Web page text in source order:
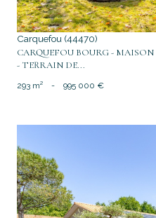
Carquefou (44470)
CARQUEFOU BOURG -
- TERRAIN DE...
293 m² - 995 000 €